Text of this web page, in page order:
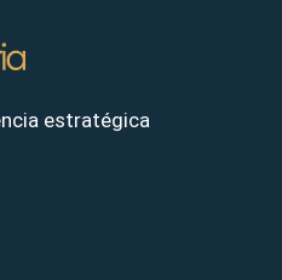
estratégica